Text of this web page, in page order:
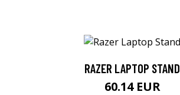
RAZER LAPTOP STAND
60.14 EUR